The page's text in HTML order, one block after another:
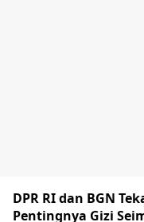
DPR RI dan BGN
Pentingnya Gizi